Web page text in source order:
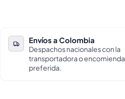
Envíos a Colombia
Despachos nacionales con la
transportadora o encomienda
preferida.